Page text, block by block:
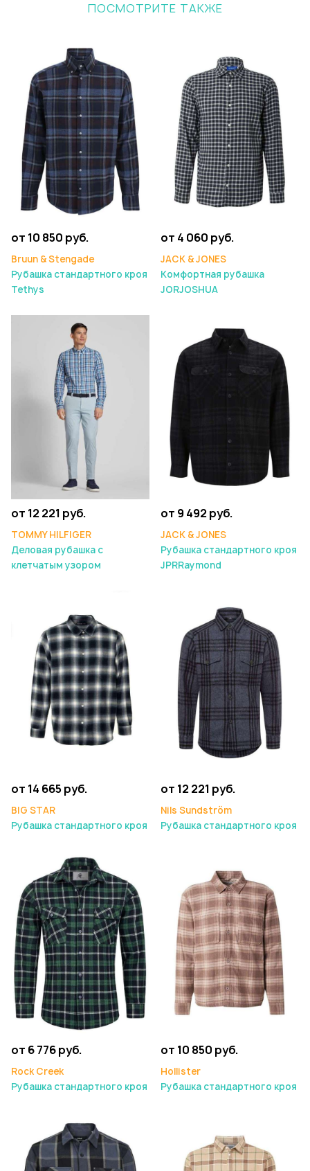
ПОСМОТРИТЕ ТАКЖЕ
от 10 850 руб.
Bruun & Stengade
Рубашка стандартного кроя
Tethys
от 4 060 руб.
JACK & JONES
Комфортная рубашка
JORJOSHUA
от 12 221 руб.
TOMMY HILFIGER
Деловая рубашка с
клетчатым узором
от 9 492 руб.
JACK & JONES
Рубашка стандартного кроя
JPRRaymond
от 14 665 руб.
BIG STAR
Рубашка стандартного кроя
от 12 221 руб.
Nils Sundström
Рубашка стандартного кроя
от 6 776 руб.
Rock Creek
Рубашка стандартного кроя
от 10 850 руб.
Hollister
Рубашка стандартного кроя